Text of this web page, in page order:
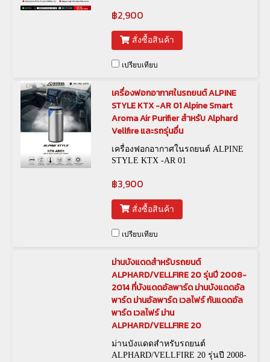
฿2,900
สั่งซื้อสินค้า
เปรียบเทียบ
เครื่องฟอกอากาศในรถยนต์ ALPINE
STYLE KTX -AR 01 Alpine Smart
Aroma Air Purifier สำหรับ Alphard
Vellfire และรถรุ่นอื่น
เครื่องฟอกอากาศในรถยนต์ ALPINE
STYLE KTX -AR 01
฿3,900
สั่งซื้อสินค้า
เปรียบเทียบ
ม่านบังแดดสำหรับรถยนต์
ALPHARD/VELLFIRE 20 รุ่นปี 2008-
2014 ที่บังแดดอัลพาร์ด ม่านบังแดดอัล
พาร์ด ม่านอัลพาร์ด เวลไฟร์ กันแดดอัล
พาร์ด เวลไฟร์ ม่าน
ALPHARD/VELLFIRE 20
ม่านบังแดดสำหรับรถยนต์
ALPHARD/VELLFIRE 20 รุ่นปี 2008-